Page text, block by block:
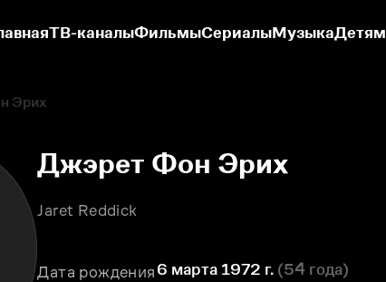
ТВ-каналыФильмыСериалыМузыкаДетям
Эрих
Джэрет Фон Эрих
Jaret Reddick
Дата рождения 6 марта 1972 г. (54 года)